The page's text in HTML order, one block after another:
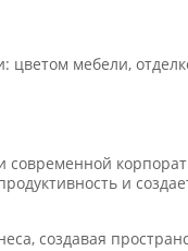
цветом мебели,
современной
и
создавая